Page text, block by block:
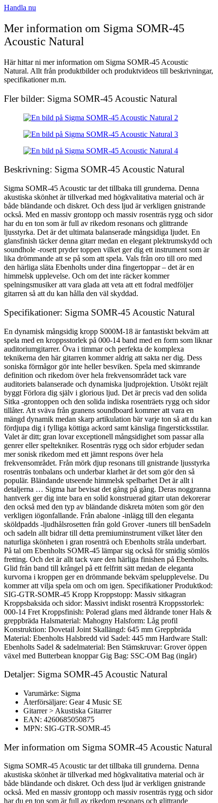
Handla nu
Mer information om Sigma SOMR-45
Acoustic Natural
Här hittar ni mer information om Sigma SOMR-45 Acoustic
Natural. Allt från produktbilder och produktvideos till beskrivningar,
specifikationer m.m.
Fler bilder: Sigma SOMR-45 Acoustic Natural
Beskrivning: Sigma SOMR-45 Acoustic Natural
Sigma SOMR-45 Acoustic tar det tillbaka till grunderna. Denna
akustiska skönhet är tillverkad med högkvalitativa material och är
både bländande och diskret. Och dess ljud är verkligen gnistrande
också. Med en massiv grontopp och massiv rosenträs rygg och sidor
har du en ton som är full av rikedom resonans och glittrande
ljusstyrka. Det är det ultimata balanserade mångsidiga ljudet. En
glansfinish täcker denna gitarr medan en elegant plektrumskydd och
soundhole -rosett pryder toppen vilket ger dig ett instrument som är
lika drömmande att se på som att spela. Vals från oro till oro med
den härliga släta Ebenholts under dina fingertoppar – det är en
himmelsk upplevelse. Och om det inte räcker kommer
spelningsmusiker att vara glada att veta att ett fodral medföljer
gitarren så att du kan hålla den väl skyddad.
Specifikationer: Sigma SOMR-45 Acoustic Natural
En dynamisk mångsidig kropp S000M-18 är fantastiskt bekväm att
spela med en kroppsstorlek på 000-14 band med en form som liknar
auditoriumgitarrer. Öva i timmar och perfekta de komplexa
teknikerna den här gitarren kommer aldrig att sakta ner dig. Dess
soniska förmågor gör inte heller besviken. Spela med skimrande
definition och rikedom över hela frekvensområdet tack vare
auditoriets balanserade och dynamiska ljudprojektion. Utsökt rejält
byggt Förlora dig själv i glorious ljud. Det är precis vad den solida
Sitka -grontoppen och den solida indiska rosenträets rygg och sidor
tillåter. Att sväva från granens soundboard kommer att vara en
mängd dynamik medan skarp artikulation bär varje ton så att du kan
fördjupa dig i fylliga köttiga ackord samt känsliga fingersticksstilar.
Valet är ditt; gran lovar exceptionell mångsidighet som passar alla
genrer eller speltekniker. Rosenträs rygg och sidor erbjuder sedan
mer sonisk rikedom med ett jämnt respons över hela
frekvensområdet. Från mörk djup resonans till gnistrande ljusstyrka
rosenträs tonbalans och underbar klarhet är det som gör den så
populär. Bländande utseende himmelsk spelbarhet Det är allt i
detaljerna … Sigma har bevisat det gång på gång. Deras noggranna
hantverk ger dig inte bara en solid konstruerad gitarr utan dekorerar
den också med den typ av bländande diskreta möten som gör den
verkligen iögonfallande. Från abalone -inlägg till den eleganta
sköldpadds -ljudhålsrosetten från gold Grover -tuners till benSadeln
och sadeln allt bidrar till detta premiuminstrument vilket låter den
naturliga skönheten i gran rosenträ och Ebenholts stråla underbart.
På tal om Ebenholts SOMR-45 lämpar sig också för smidig sömlös
fretting. Och det är allt tack vare den härliga finishen på Ebenholts.
Glid från band till krångel på ett felfritt sätt medan de eleganta
kurvorna i kroppen ger en drömmande bekväm spelupplevelse. Du
kommer att vilja spela om och om igen. Specifikationer Produktkod:
SIG-GTR-SOMR-45 Kropp Kroppstopp: Massiv sitkagran
Kroppsbaksida och sidor: Massivt indiskt rosenträ Kroppsstorlek:
000-14 Fret Kroppsfinish: Polerad glans med åldrande toner Hals &
greppbräda Halsmaterial: Mahogny Halsform: Låg profil
Konstruktion: Dovetail Joint Skallängd: 645 mm Greppbräda
Material: Ebenholts Halsbredd vid Sadel: 445 mm Hardware Stall:
Ebenholts Sadel & sadelmaterial: Ben Stämskruvar: Grover öppen
växel med Butterbean knoppar Gig Bag: SSC-OM Bag (ingår)
Detaljer: Sigma SOMR-45 Acoustic Natural
Varumärke: Sigma
Återförsäljare: Gear 4 Music SE
Gitarrer > Akustiska Gitarrer
EAN: 4260685050875
MPN: SIG-GTR-SOMR-45
Mer information om Sigma SOMR-45 Acoustic Natural
Sigma SOMR-45 Acoustic tar det tillbaka till grunderna. Denna
akustiska skönhet är tillverkad med högkvalitativa material och är
både bländande och diskret. Och dess ljud är verkligen gnistrande
också. Med en massiv grontopp och massiv rosenträs rygg och sidor
har du en ton som är full av rikedom resonans och glittrande